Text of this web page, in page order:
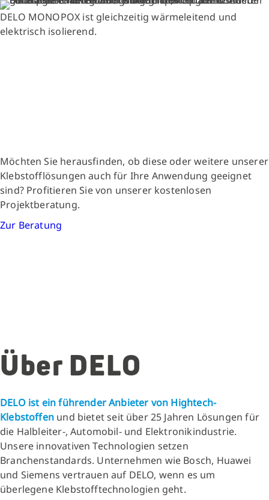
DELO MONOPOX ist gleichzeitig wärmeleitend und
elektrisch isolierend.
Möchten Sie herausfinden, ob diese oder weitere unserer
Klebstofflösungen auch für Ihre Anwendung geeignet
sind? Profitieren Sie von unserer kostenlosen
Projektberatung.
Zur Beratung
Über DELO
DELO ist ein führender Anbieter von Hightech-
Klebstoffenund bietet seit über 25 Jahren Lösungen für
die Halbleiter-, Automobil- und Elektronikindustrie.
Unsere innovativen Technologien setzen
Branchenstandards. Unternehmen wie Bosch, Huawei
und Siemens vertrauen auf DELO, wenn es um
überlegene Klebstofftechnologien geht.